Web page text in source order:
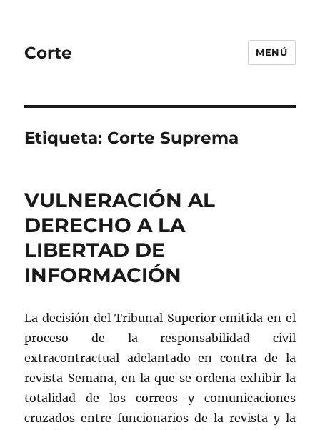
Corte MENÚ
Etiqueta: Corte Suprema
VULNERACIÓN AL
DERECHO A LA
LIBERTAD DE
INFORMACIÓN
La decisión del Tribunal Superior emitida en el
proceso de la responsabilidad civil
extracontractual adelantado en contra de la
revista Semana, en la que se ordena exhibir la
totalidad de los correos y comunicaciones
cruzados entre funcionarios de la revista y la